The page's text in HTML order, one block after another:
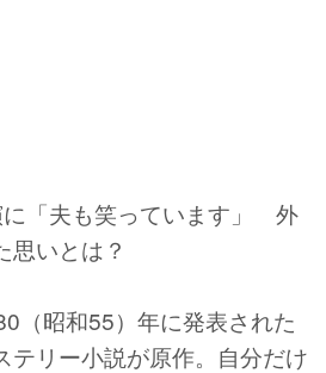
に「夫も笑っています」 外
思いとは？
（昭和55）年に発表された
テリー小説が原作。自分だけ